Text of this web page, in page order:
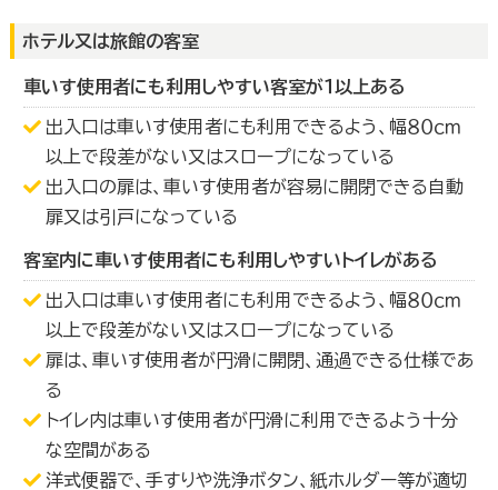
ホテル又は旅館の客室
車いす使用者にも利用しやすい客室が１以上ある
出入口は車いす使用者にも利用できるよう、幅８０ｃｍ
以上で段差がない又はスロープになっている
出入口の扉は、車いす使用者が容易に開閉できる自動
扉又は引戸になっている
客室内に車いす使用者にも利用しやすいトイレがある
出入口は車いす使用者にも利用できるよう、幅８０ｃｍ
以上で段差がない又はスロープになっている
扉は、車いす使用者が円滑に開閉、通過できる仕様であ
る
トイレ内は車いす使用者が円滑に利用できるよう十分
な空間がある
洋式便器で、手すりや洗浄ボタン、紙ホルダー等が適切